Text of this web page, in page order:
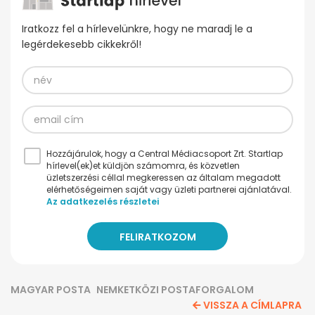
Iratkozz fel a hírlevelünkre, hogy ne maradj le a
legérdekesebb cikkekről!
Hozzájárulok, hogy a Central Médiacsoport Zrt. Startlap
hírlevel(ek)et küldjön számomra, és közvetlen
üzletszerzési céllal megkeressen az általam megadott
elérhetőségeimen saját vagy üzleti partnerei ajánlatával.
Az adatkezelés részletei
MAGYAR POSTA NEMKETKÖZI POSTAFORGALOM
VISSZA A CÍMLAPRA